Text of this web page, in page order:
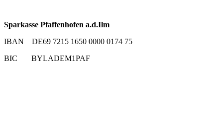
Sparkasse Pfaffenhofen a.d.Ilm
IBAN DE69 7215 1650 0000 0174 75
BIC BYLADEM1PAF